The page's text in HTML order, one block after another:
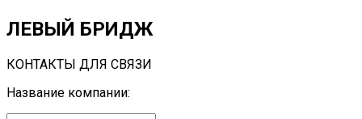
ЛЕВЫЙ БРИДЖ
КОНТАКТЫ ДЛЯ СВЯЗИ
Название компании: